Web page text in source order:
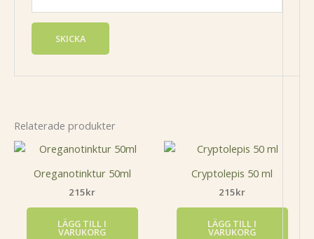
Relaterade produkter
Oreganotinktur 50ml
215kr
LÄGG TILL I
VARUKORG
Cryptolepis 50 ml
215kr
LÄGG TILL I
VARUKORG